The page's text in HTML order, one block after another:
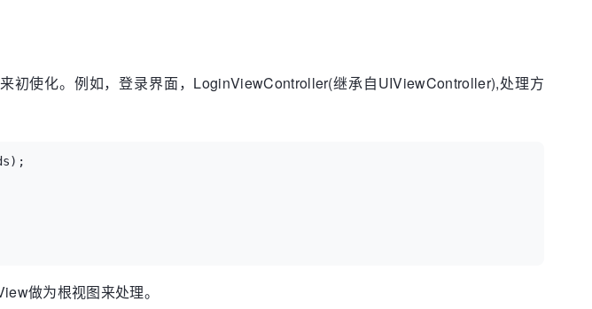
使化。例如，登录界面，LoginViewController(继承自UIViewController),处理方
做为根视图来处理。